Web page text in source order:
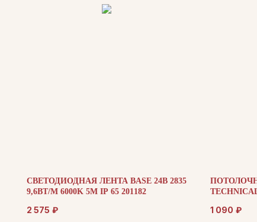
СВЕТОДИОДНАЯ ЛЕНТА BASE 24В 2835
9,6ВТ/М 6000K 5М IP 65 201182
2 575 ₽ 1 090 ₽